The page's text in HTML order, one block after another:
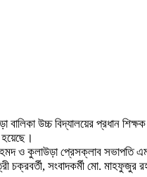
বালিকা উচ্চ বিদ্যালয়ের
ও কুলাউড়া প্রেসক্লাব সভাপতি
চক্রবর্তী, সংবাদকর্মী মো.